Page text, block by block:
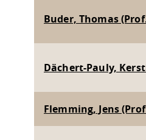
Buder, Thomas
Dächert-Pauly,
Flemming, Jens